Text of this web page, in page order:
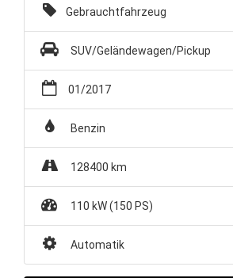
Unternehmen
Wartung&Inspektion
/
Garantieversicherung
Kaufpreisschutz
/ KFZ-
Versicherung
Gebrauchtfahrzeug
SUV/Geländewagen/Pickup
01/2017
Benzin
128400 km
110 kW (150 PS)
Automatik